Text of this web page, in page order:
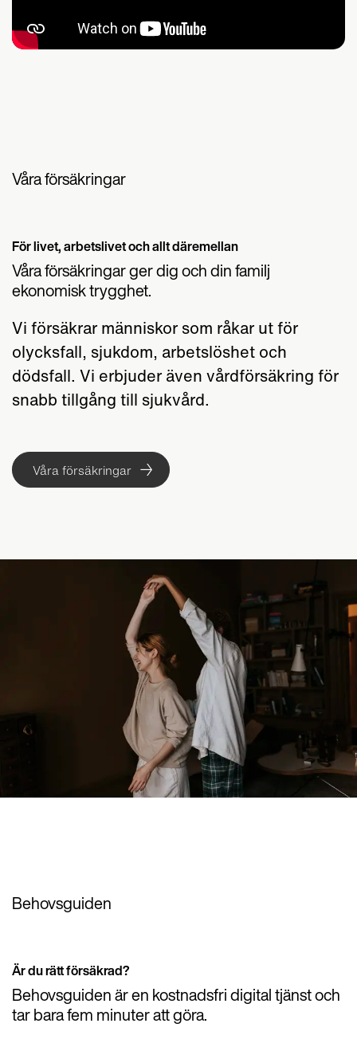
Våra försäkringar
För livet, arbetslivet och allt däremellan
Våra försäkringar ger dig och din familj
ekonomisk trygghet.
Vi försäkrar människor som råkar ut för
olycksfall, sjukdom, arbetslöshet och
dödsfall. Vi erbjuder även vårdförsäkring för
snabb tillgång till sjukvård.
Våra försäkringar
Behovsguiden
Är du rätt försäkrad?
Behovsguiden är en kostnadsfri digital tjänst och
tar bara fem minuter att göra.